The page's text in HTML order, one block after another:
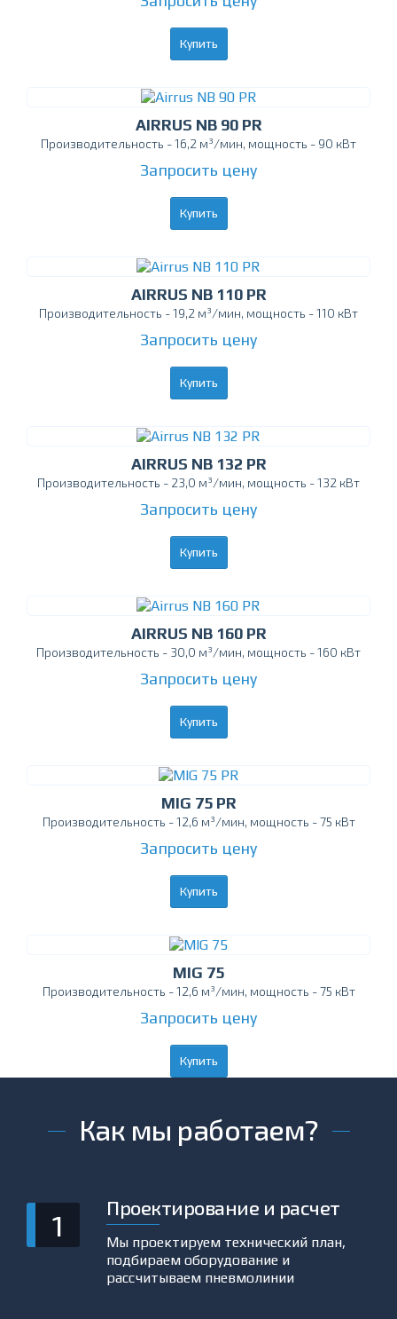
Купить
AIRRUS NB 90 PR
Производительность - 16,2 м³/мин, мощность - 90 кВт
Запросить цену
Купить
AIRRUS NB 110 PR
Производительность - 19,2 м³/мин, мощность - 110 кВт
Запросить цену
Купить
AIRRUS NB 132 PR
Производительность - 23,0 м³/мин, мощность - 132 кВт
Запросить цену
Купить
AIRRUS NB 160 PR
Производительность - 30,0 м³/мин, мощность - 160 кВт
Запросить цену
Купить
MIG 75 PR
Производительность - 12,6 м³/мин, мощность - 75 кВт
Запросить цену
Купить
MIG 75
Производительность - 12,6 м³/мин, мощность - 75 кВт
Запросить цену
Купить
Как мы работаем?
1
Проектирование и расчет
Мы проектируем технический план,
подбираем оборудование и
рассчитываем пневмолинии